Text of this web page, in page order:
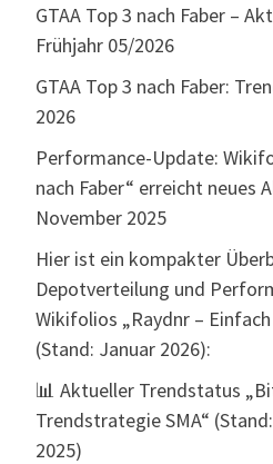
GTAA Top 3 nach Faber –
Frühjahr 05/2026
GTAA Top 3 nach Faber:
2026
Performance-Update:
nach Faber“ erreicht neues
November 2025
Hier ist ein kompakter
Depotverteilung und
Wikifolios „Raydnr –
(Stand: Januar 2026):
📊 Aktueller Trendstatus
Trendstrategie SMA“
2025)